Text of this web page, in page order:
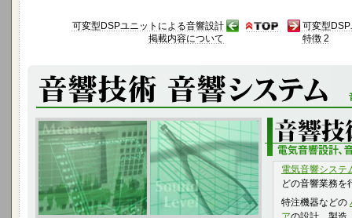
可変型DSPユニットによる音響設計
掲載内容について
可変型
特徴 2
電気音響システ
どの音響業務を
特注機器などの